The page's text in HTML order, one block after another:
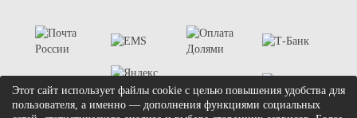
Этот сайт использует файлы cookie с целью повышения удобства для
пользователя, а именно — дополнения функциями социальных